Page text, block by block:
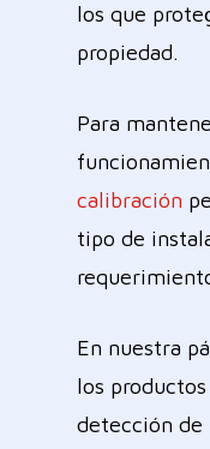
los que
propiedad.
Para
calibración
tipo de
En nuestra
los
detección de